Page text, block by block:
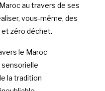
au travers de ses
vous-même, des
et zéro déchet.
le Maroc
la tradition